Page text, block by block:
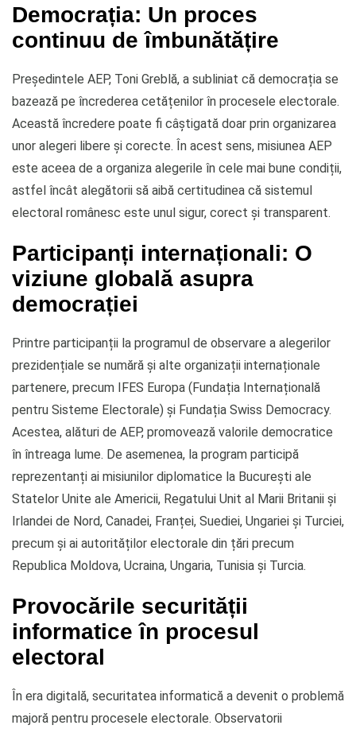
Democrația: Un proces
continuu de îmbunătățire
Președintele AEP, Toni Greblă, a subliniat că democrația se
bazează pe încrederea cetățenilor în procesele electorale.
Această încredere poate fi câștigată doar prin organizarea
unor alegeri libere și corecte. În acest sens, misiunea AEP
este aceea de a organiza alegerile în cele mai bune condiții,
astfel încât alegătorii să aibă certitudinea că sistemul
electoral românesc este unul sigur, corect și transparent.
Participanți internaționali: O
viziune globală asupra
democrației
Printre participanții la programul de observare a alegerilor
prezidențiale se numără și alte organizații internaționale
partenere, precum IFES Europa (Fundația Internațională
pentru Sisteme Electorale) și Fundația Swiss Democracy.
Acestea, alături de AEP, promovează valorile democratice
în întreaga lume. De asemenea, la program participă
reprezentanți ai misiunilor diplomatice la București ale
Statelor Unite ale Americii, Regatului Unit al Marii Britanii și
Irlandei de Nord, Canadei, Franței, Suediei, Ungariei și Turciei,
precum și ai autorităților electorale din țări precum
Republica Moldova, Ucraina, Ungaria, Tunisia și Turcia.
Provocările securității
informatice în procesul
electoral
În era digitală, securitatea informatică a devenit o problemă
majoră pentru procesele electorale. Observatorii